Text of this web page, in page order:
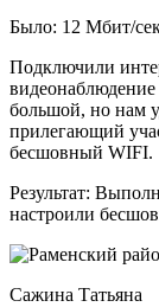
Было: 12 Мбит/
Подключили
большой, но нам
прилегающий
бесшовный WIFI.
Результат:
настроили
Сажина Татьяна